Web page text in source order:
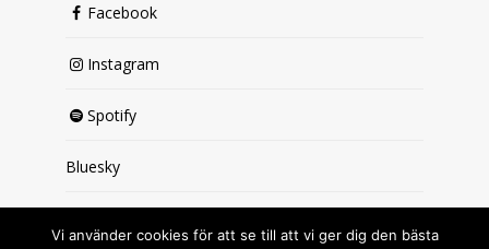
Facebook
Instagram
Spotify
Bluesky
Vi använder cookies för att se till att vi ger dig den bästa